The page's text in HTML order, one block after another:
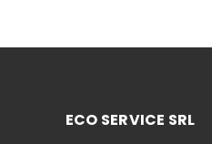
ECO SERVICE SRL